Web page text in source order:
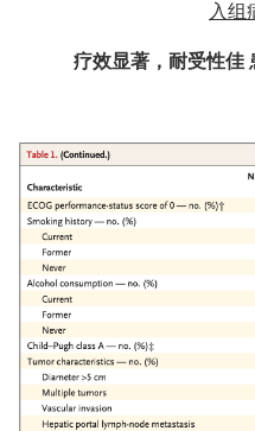
入组
疗效显著，耐受性佳